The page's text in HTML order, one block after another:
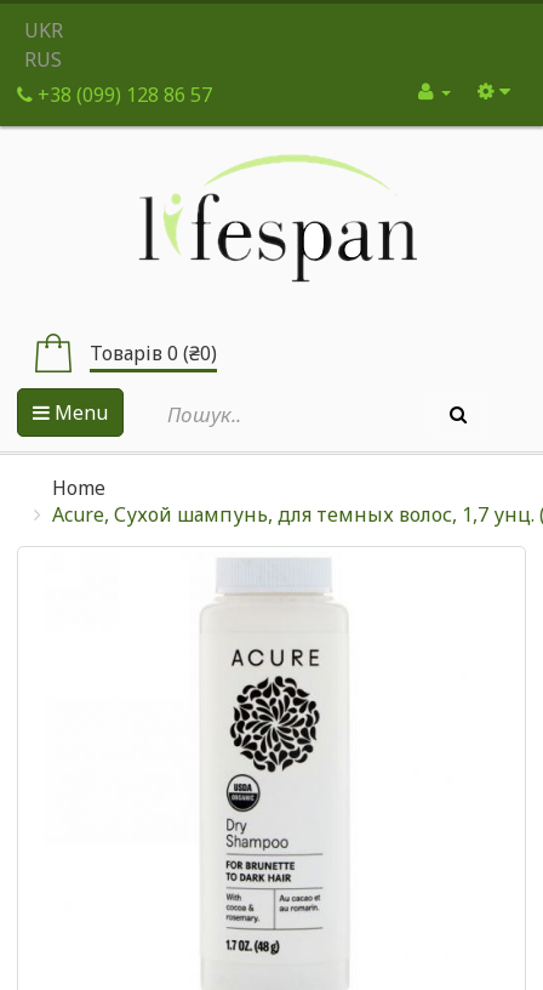
UKR
RUS
+38 (099) 128 86 57
Товарів 0 (₴0)
Menu
Home
Acure, Сухой шампунь, для темных волос, 1,7 унц.